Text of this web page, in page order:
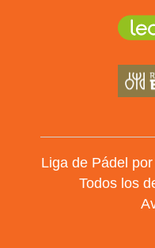
Liga de Pádel
Todos los